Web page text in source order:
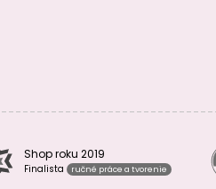
Shop roku 2019
Finalista ručné práce a tvorenie